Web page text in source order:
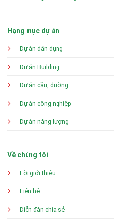
Hạng mục dự án
Dự án dân dụng
Dự án Building
Dự án cầu, đường
Dự án công nghiệp
Dự án năng lượng
Về chúng tôi
Lời giới thiệu
Liên hệ
Diễn đàn chia sẻ